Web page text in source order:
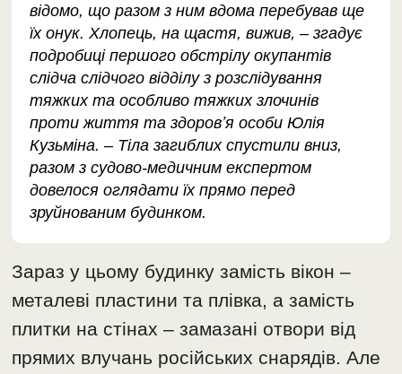
відомо, що разом з ним вдома перебував ще
їх онук. Хлопець, на щастя, вижив, – згадує
подробиці першого обстрілу окупантів
слідча слідчого відділу з розслідування
тяжких та особливо тяжких злочинів
проти життя та здоровʼя особи Юлія
Кузьміна. – Тіла загиблих спустили вниз,
разом з судово-медичним експертом
довелося оглядати їх прямо перед
зруйнованим будинком.
Зараз у цьому будинку замість вікон –
металеві пластини та плівка, а замість
плитки на стінах – замазані отвори від
прямих влучань російських снарядів. Але